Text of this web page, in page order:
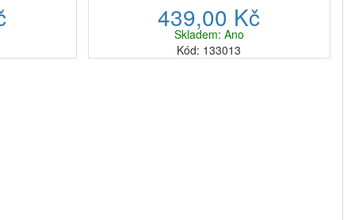
439,00 Kč
Skladem: Ano
Kód: 133013